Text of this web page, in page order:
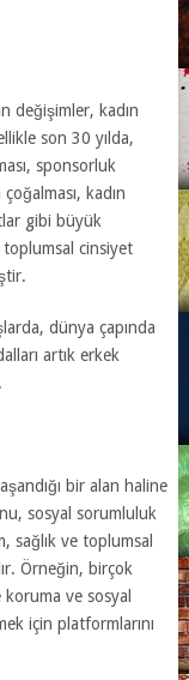
değişimler, kadın
son 30 yılda,
sponsorluk
kadın
gibi büyük
toplumsal cinsiyet
dünya çapında
artık erkek
bir alan haline
sosyal sorumluluk
sağlık ve toplumsal
Örneğin, birçok
ve sosyal
için platformlarını